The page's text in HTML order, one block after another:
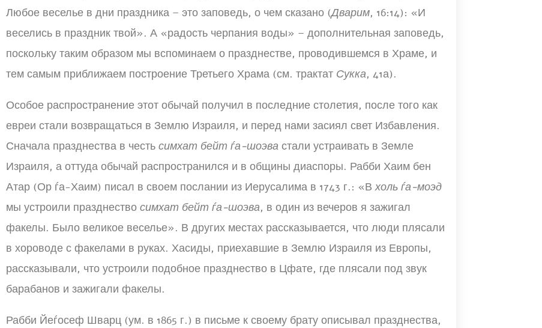
Любое веселье в дни праздника – это заповедь, о чем сказано (Дварим, 16:14): «И
веселись в праздник твой». А «радость черпания воды» – дополнительная заповедь,
поскольку таким образом мы вспоминаем о празднестве, проводившемся в Храме, и
тем самым приближаем построение Третьего Храма (см. трактат Сукка, 41а).
Особое распространение этот обычай получил в последние столетия, после того как
евреи стали возвращаться в Землю Израиля, и перед нами засиял свет Избавления.
Сначала празднества в честь симхат бейт ѓа-шоэва стали устраивать в Земле
Израиля, а оттуда обычай распространился и в общины диаспоры. Рабби Хаим бен
Атар (Ор ѓа-Хаим) писал в своем послании из Иерусалима в 1743 г.: «Вхоль ѓа-моэд
мы устроили празднество симхат бейт ѓа-шоэва, в один из вечеров я зажигал
факелы. Было великое веселье». В других местах рассказывается, что люди плясали
в хороводе с факелами в руках. Хасиды, приехавшие в Землю Израиля из Европы,
рассказывали, что устроили подобное празднество в Цфате, где плясали под звук
барабанов и зажигали факелы.
Рабби Йеѓосеф Шварц (ум. в 1865 г.) в письме к своему брату описывал празднества,